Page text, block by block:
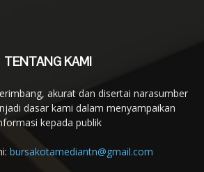
TENTANG KAMI
akurat dan disertai narasumber
dasar kami dalam menyampaikan
kepada publik
bursakotamediantn@gmail.com